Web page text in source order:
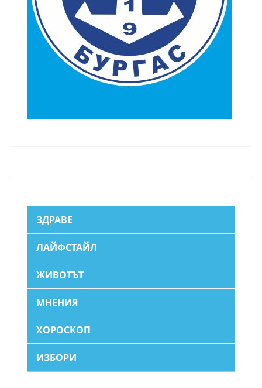
ЗДРАВЕ
ЛАЙФСТАЙЛ
ЖИВОТЪТ
МНЕНИЯ
ХОРОСКОП
ИЗБОРИ